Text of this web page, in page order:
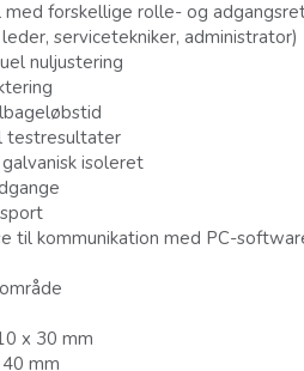
forskellige rolle- og
servicetekniker, administrator)
nuljustering
testresultater
isoleret
til kommunikation med PC-
x 30 mm
mm